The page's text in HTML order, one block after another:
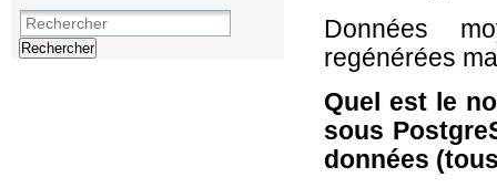
Rechercher
Données
regénérées
Quel est le
sous
données